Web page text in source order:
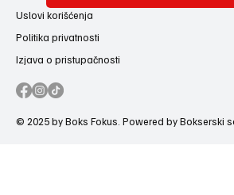
Uslovi korišćenja
Politika privatnosti
Izjava o pristupačnosti
© 2025 by Boks Fokus. Powered by Bokserski